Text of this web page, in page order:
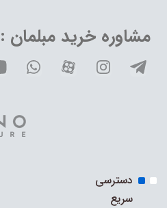
مشاوره خرید مبلمان : 09120602429
دسترسی
سریع